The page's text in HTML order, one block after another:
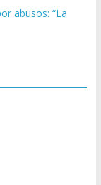
abusos: “La